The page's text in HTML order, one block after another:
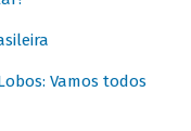
Vamos todos